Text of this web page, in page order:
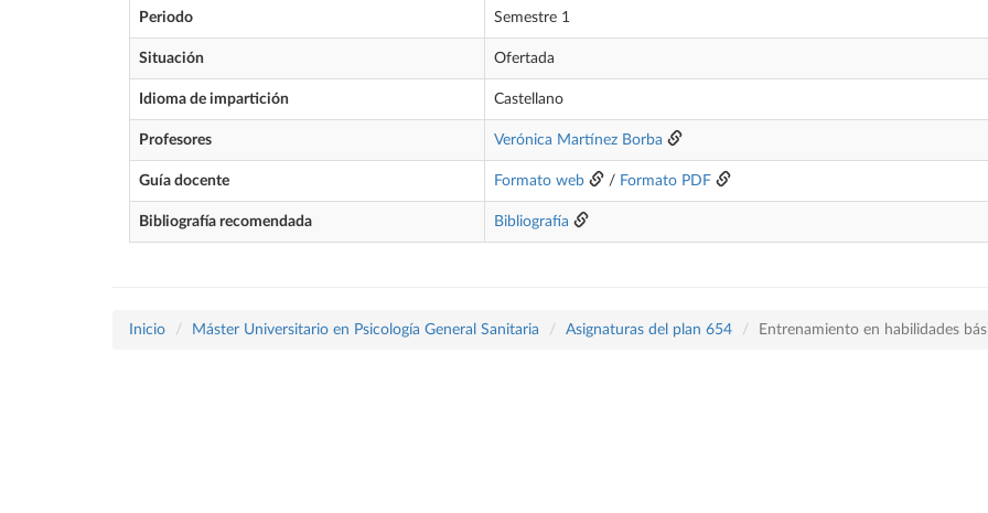
Periodo Semestre 1
Situación Ofertada
Idioma de impartición Castellano
Profesores Verónica Martínez Borba
Guía docente Formato web / Formato PDF
Bibliografía recomendada Bibliografía
Inicio Máster Universitario en Psicología General Sanitaria Asignaturas del plan 654 Entrenamiento en habilidades